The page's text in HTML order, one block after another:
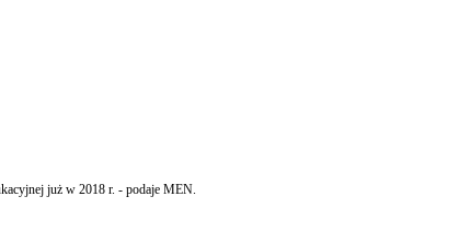
już w 2018 r. - podaje MEN.